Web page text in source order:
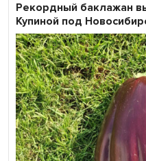
Рекордный баклажан
Купиной под